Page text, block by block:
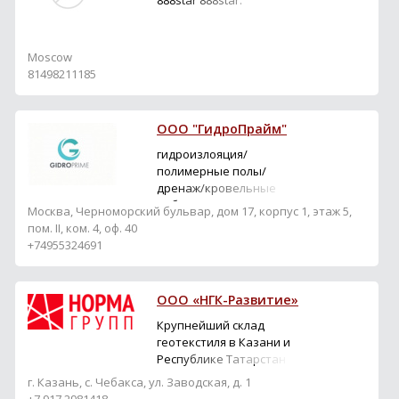
Moscow
81498211185
ООО "ГидроПрайм"
гидроизлояция/
полимерные полы/
дренаж/кровельные
работы/дренаж
Москва, Черноморский бульвар, дом 17, корпус 1, этаж 5,
пом. II, ком. 4, оф. 40
+74955324691
ООО «НГК-Развитие»
Крупнейший склад
геотекстиля в Казани и
Республике Татарстан
г. Казань, с. Чебакса, ул. Заводская, д. 1